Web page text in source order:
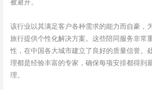
被避开。
该行业以其满足客户各种需求的能力而自豪，
旅行提供个性化解决方案。这些陪同服务非常
性，在中国各大城市建立了良好的质量信誉。
理都是经验丰富的专家，确保每项安排都得到
理。